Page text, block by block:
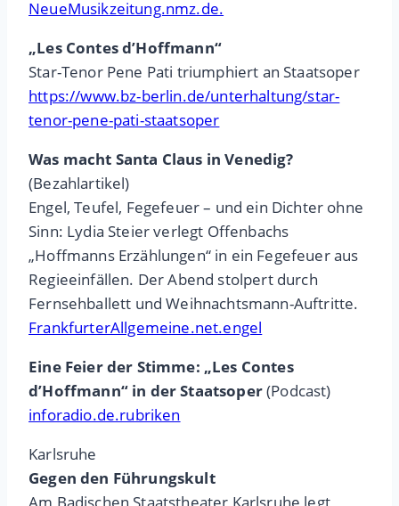
NeueMusikzeitung.nmz.de.
„Les Contes d’Hoffmann“
Star-Tenor Pene Pati triumphiert an Staatsoper
https://www.bz-berlin.de/unterhaltung/star-
tenor-pene-pati-staatsoper
Was macht Santa Claus in Venedig?
(Bezahlartikel)
Engel, Teufel, Fegefeuer – und ein Dichter ohne
Sinn: Lydia Steier verlegt Offenbachs
„Hoffmanns Erzählungen“ in ein Fegefeuer aus
Regieeinfällen. Der Abend stolpert durch
Fernsehballett und Weihnachtsmann-Auftritte.
FrankfurterAllgemeine.net.engel
Eine Feier der Stimme: „Les Contes
d’Hoffmann“ in der Staatsoper(Podcast)
inforadio.de.rubriken
Karlsruhe
Gegen den Führungskult